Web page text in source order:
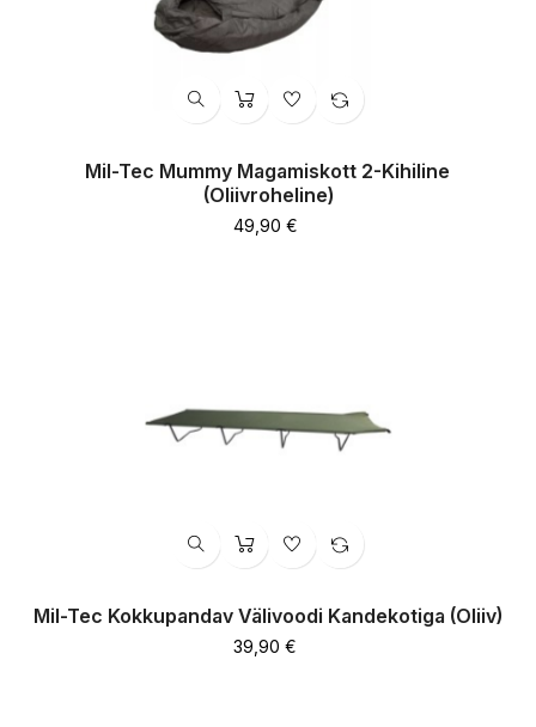
Mil-Tec Mummy Magamiskott 2-Kihiline
(oliivroheline)
Hind
49,90 €
Mil-Tec Kokkupandav Välivoodi Kandekotiga (oliiv)
Hind
39,90 €